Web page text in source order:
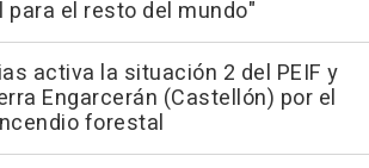
para el resto del mundo"
activa la situación 2 del PEIF y
Engarcerán (Castellón) por el
forestal